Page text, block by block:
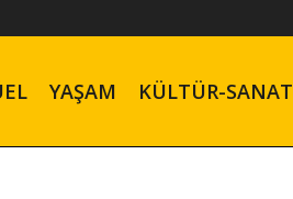
YAŞAM KÜLTÜR-SANAT